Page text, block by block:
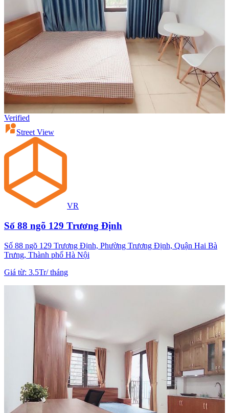
Verified
Street View
VR
Số 88 ngõ 129 Trương Định
Số 88 ngõ 129 Trương Định, Phường Trương Định, Quận Hai Bà
Trưng, Thành phố Hà Nội
Giá từ: 3.5Tr/tháng